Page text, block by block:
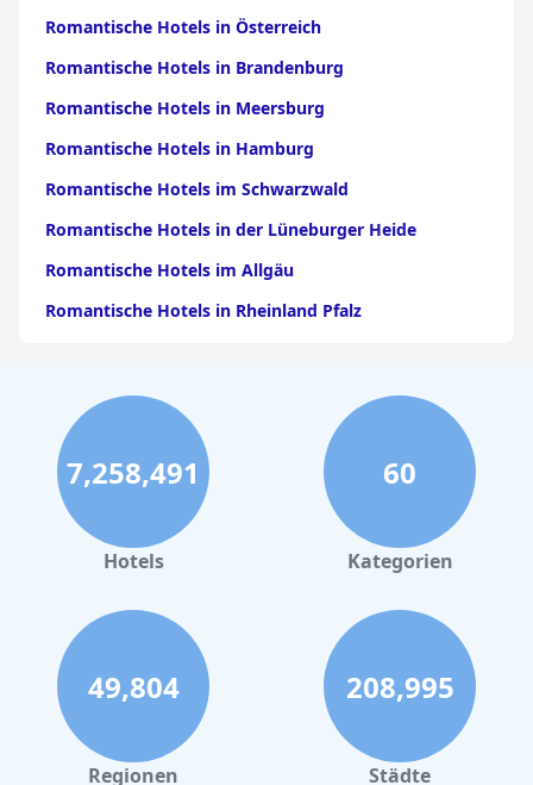
Romantische Hotels in Österreich
Romantische Hotels in Brandenburg
Romantische Hotels in Meersburg
Romantische Hotels in Hamburg
Romantische Hotels im Schwarzwald
Romantische Hotels in der Lüneburger Heide
Romantische Hotels im Allgäu
Romantische Hotels in Rheinland Pfalz
Romantische Hotels in Bad Zwischenahn
Romantische Hotels im Moseltal
Romantische Hotels im Harz
Romantische Hotels in Quedlinburg
Romantische Hotels in Thüringen
Romantische Hotels in Lüneburg
Romantische Hotels in Oberstdorf
Romantische Hotels in Sachsen
Romantische Hotels in Bad Aibling
7,258,491
Hotels
60
Kategorien
49,804
Regionen
208,995
Städte